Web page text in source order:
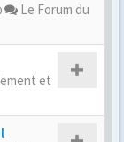
Le Forum du
et